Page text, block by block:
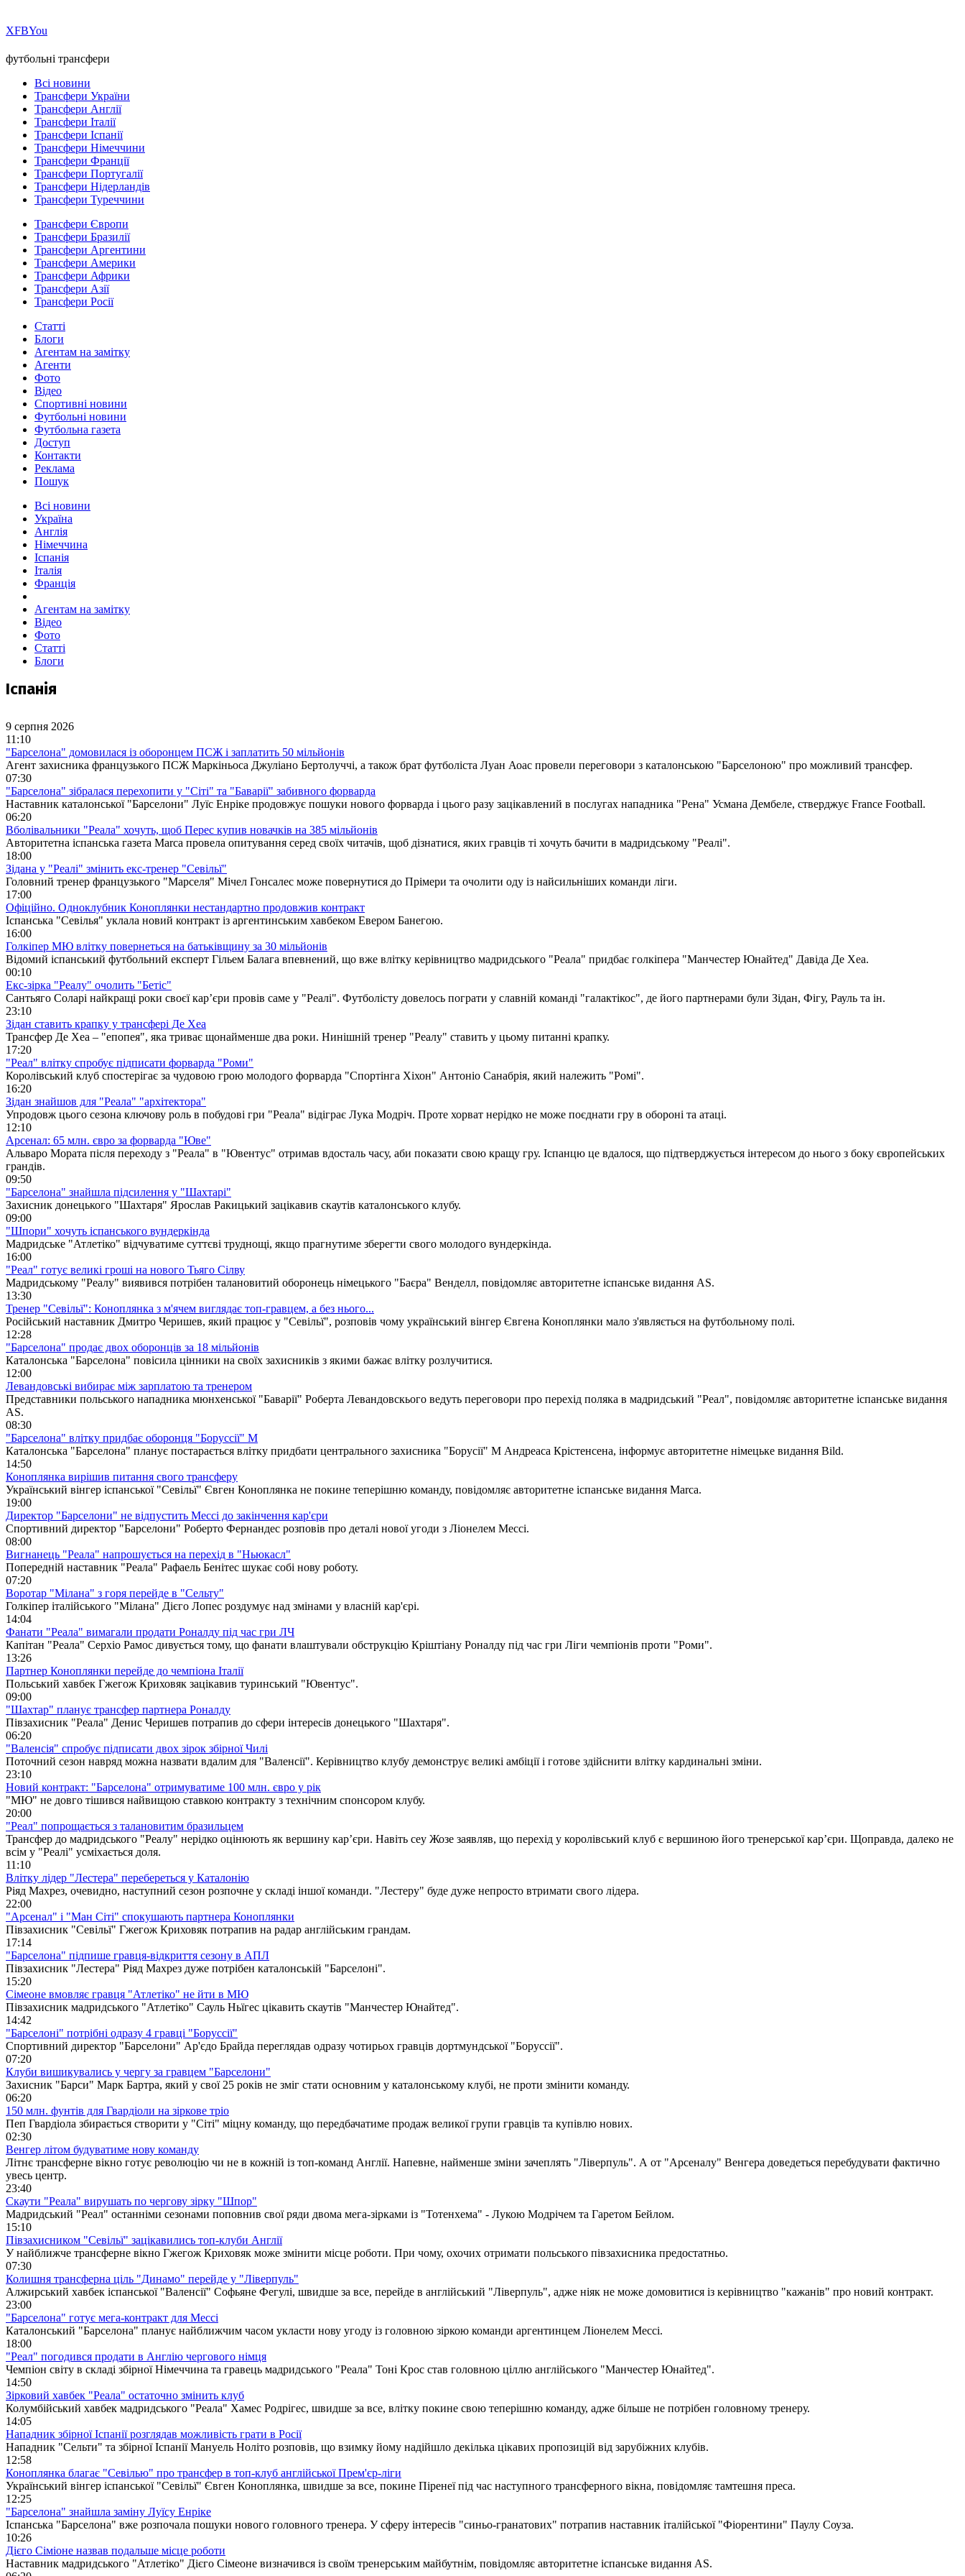
ХFBYou
футбольні трансфери
Всі новини
Трансфери України
Трансфери Англії
Трансфери Італії
Трансфери Іспанії
Трансфери Німеччини
Трансфери Франції
Трансфери Португалії
Трансфери Нідерландів
Трансфери Туреччини
Трансфери Європи
Трансфери Бразилії
Трансфери Аргентини
Трансфери Америки
Трансфери Африки
Трансфери Азії
Трансфери Росії
Статті
Блоги
Агентам на замітку
Агенти
Фото
Відео
Спортивні новини
Футбольні новини
Футбольна газета
Доступ
Контакти
Реклама
Пошук
Всі новини
Україна
Англія
Німеччина
Іспанія
Італія
Франція
Агентам на замітку
Відео
Фото
Статті
Блоги
Іспанія
9 серпня 2026
11:10
"Барселона" домовилася із оборонцем ПСЖ і заплатить 50 мільйонів
Агент захисника французького ПСЖ Маркіньоса Джуліано Бертолуччі, а також брат футболіста Луан Аоас провели переговори з каталонською "Барселоною" про можливий трансфер.
07:30
"Барселона" зібралася перехопити у "Сіті" та "Баварії" забивного форварда
Наставник каталонської "Барселони" Луїс Енріке продовжує пошуки нового форварда і цього разу зацікавлений в послугах нападника "Рена" Усмана Дембеле, стверджує France Football.
06:20
Вболівальники "Реала" хочуть, щоб Перес купив новачків на 385 мільйонів
Авторитетна іспанська газета Marca провела опитування серед своїх читачів, щоб дізнатися, яких гравців ті хочуть бачити в мадридському "Реалі".
18:00
Зідана у "Реалі" змінить екс-тренер "Севільї"
Головний тренер французького "Марселя" Мічел Гонсалес може повернутися до Прімери та очолити оду із найсильніших команди ліги.
17:00
Офіційно. Одноклубник Коноплянки нестандартно продовжив контракт
Іспанська "Севілья" уклала новий контракт із аргентинським хавбеком Евером Банегою.
16:00
Голкіпер МЮ влітку повернеться на батьківщину за 30 мільйонів
Відомий іспанський футбольний експерт Гільем Балага впевнений, що вже влітку керівництво мадридського "Реала" придбає голкіпера "Манчестер Юнайтед" Давіда Де Хеа.
00:10
Екс-зірка "Реалу" очолить "Бетіс"
Сантьяго Соларі найкращі роки своєї кар’єри провів саме у "Реалі". Футболісту довелось пограти у славній команді "галактікос", де його партнерами були Зідан, Фігу, Рауль та ін.
23:10
Зідан ставить крапку у трансфері Де Хеа
Трансфер Де Хеа – "епопея", яка триває щонайменше два роки. Нинішній тренер "Реалу" ставить у цьому питанні крапку.
17:20
"Реал" влітку спробує підписати форварда "Роми"
Королівський клуб спостерігає за чудовою грою молодого форварда "Спортінга Хіхон" Антоніо Санабрія, який належить "Ромі".
16:20
Зідан знайшов для "Реала" "архітектора"
Упродовж цього сезона ключову роль в побудові гри "Реала" відіграє Лука Модріч. Проте хорват нерідко не може поєднати гру в обороні та атаці.
12:10
Арсенал: 65 млн. євро за форварда "Юве"
Альваро Мората після переходу з "Реала" в "Ювентус" отримав вдосталь часу, аби показати свою кращу гру. Іспанцю це вдалося, що підтверджується інтересом до нього з боку європейських
грандів.
09:50
"Барселона" знайшла підсилення у "Шахтарі"
Захисник донецького "Шахтаря" Ярослав Ракицький зацікавив скаутів каталонського клубу.
09:00
"Шпори" хочуть іспанського вундеркінда
Мадридське "Атлетіко" відчуватиме суттєві труднощі, якщо прагнутиме зберегти свого молодого вундеркінда.
16:00
"Реал" готує великі гроші на нового Тьяго Сілву
Мадридському "Реалу" виявився потрібен талановитий оборонець німецького "Баєра" Венделл, повідомляє авторитетне іспанське видання AS.
13:30
Тренер "Севільї": Коноплянка з м'ячем виглядає топ-гравцем, а без нього...
Російський наставник Дмитро Черишев, який працює у "Севільї", розповів чому український вінгер Євгена Коноплянки мало з'являється на футбольному полі.
12:28
"Барселона" продає двох оборонців за 18 мільйонів
Каталонська "Барселона" повісила цінники на своїх захисників з якими бажає влітку розлучитися.
12:00
Левандовські вибирає між зарплатою та тренером
Представники польського нападника мюнхенської "Баварії" Роберта Левандовскього ведуть переговори про перехід поляка в мадридський "Реал", повідомляє авторитетне іспанське видання
AS.
08:30
"Барселона" влітку придбає оборонця "Боруссії" М
Каталонська "Барселона" планує постарається влітку придбати центрального захисника "Борусії" М Андреаса Крістенсена, інформує авторитетне німецьке видання Bild.
14:50
Коноплянка вирішив питання свого трансферу
Український вінгер іспанської "Севільї" Євген Коноплянка не покине теперішню команду, повідомляє авторитетне іспанське видання Marca.
19:00
Директор "Барселони" не відпустить Мессі до закінчення кар'єри
Спортивний директор "Барселони" Роберто Фернандес розповів про деталі нової угоди з Ліонелем Мессі.
08:00
Вигнанець "Реала" напрошується на перехід в "Ньюкасл"
Попередній наставник "Реала" Рафаель Бенітес шукає собі нову роботу.
07:20
Воротар "Мілана" з горя перейде в "Сельту"
Голкіпер італійського "Мілана" Дієго Лопес роздумує над змінами у власній кар'єрі.
14:04
Фанати "Реала" вимагали продати Роналду під час гри ЛЧ
Капітан "Реала" Серхіо Рамос дивується тому, що фанати влаштували обструкцію Кріштіану Роналду під час гри Ліги чемпіонів проти "Роми".
13:26
Партнер Коноплянки перейде до чемпіона Італії
Польський хавбек Гжегож Криховяк зацікавив туринський "Ювентус".
09:00
"Шахтар" планує трансфер партнера Роналду
Півзахисник "Реала" Денис Черишев потрапив до сфери інтересів донецького "Шахтаря".
06:20
"Валенсія" спробує підписати двох зірок збірної Чилі
Поточний сезон навряд можна назвати вдалим для "Валенсії". Керівництво клубу демонструє великі амбіції і готове здійснити влітку кардинальні зміни.
23:10
Новий контракт: "Барселона" отримуватиме 100 млн. євро у рік
"МЮ" не довго тішився найвищою ставкою контракту з технічним спонсором клубу.
20:00
"Реал" попрощається з талановитим бразильцем
Трансфер до мадридського "Реалу" нерідко оцінюють як вершину кар’єри. Навіть сеу Жозе заявляв, що перехід у королівський клуб є вершиною його тренерської кар’єри. Щоправда, далеко не
всім у "Реалі" усміхається доля.
11:10
Влітку лідер "Лестера" перебереться у Каталонію
Ріяд Махрез, очевидно, наступний сезон розпочне у складі іншої команди. "Лестеру" буде дуже непросто втримати свого лідера.
22:00
"Арсенал" і "Ман Сіті" спокушають партнера Коноплянки
Півзахисник "Севільї" Гжегож Криховяк потрапив на радар англійським грандам.
17:14
"Барселона" підпише гравця-відкриття сезону в АПЛ
Півзахисник "Лестера" Ріяд Махрез дуже потрібен каталонській "Барселоні".
15:20
Сімеоне вмовляє гравця "Атлетіко" не йти в МЮ
Півзахисник мадридського "Атлетіко" Сауль Ньїгес цікавить скаутів "Манчестер Юнайтед".
14:42
"Барселоні" потрібні одразу 4 гравці "Боруссії"
Спортивний директор "Барселони" Ар'єдо Брайда переглядав одразу чотирьох гравців дортмундської "Боруссії".
07:20
Клуби вишикувались у чергу за гравцем "Барселони"
Захисник "Барси" Марк Бартра, який у свої 25 років не зміг стати основним у каталонському клубі, не проти змінити команду.
06:20
150 млн. фунтів для Гвардіоли на зіркове тріо
Пеп Гвардіола збирається створити у "Сіті" міцну команду, що передбачатиме продаж великої групи гравців та купівлю нових.
02:30
Венгер літом будуватиме нову команду
Літнє трансферне вікно готує революцію чи не в кожній із топ-команд Англії. Напевне, найменше зміни зачеплять "Ліверпуль". А от "Арсеналу" Венгера доведеться перебудувати фактично
увесь центр.
23:40
Скаути "Реала" вирушать по чергову зірку "Шпор"
Мадридський "Реал" останніми сезонами поповнив свої ряди двома мега-зірками із "Тотенхема" - Лукою Модрічем та Гаретом Бейлом.
15:10
Півзахисником "Севільї" зацікавились топ-клуби Англії
У найближче трансферне вікно Гжегож Криховяк може змінити місце роботи. При чому, охочих отримати польського півзахисника предостатньо.
07:30
Колишня трансферна ціль "Динамо" перейде у "Ліверпуль"
Алжирський хавбек іспанської "Валенсії" Софьяне Фегулі, швидше за все, перейде в англійський "Ліверпуль", адже ніяк не може домовитися із керівництво "кажанів" про новий контракт.
23:00
"Барселона" готує мега-контракт для Мессі
Каталонський "Барселона" планує найближчим часом укласти нову угоду із головною зіркою команди аргентинцем Ліонелем Мессі.
18:00
"Реал" погодився продати в Англію чергового німця
Чемпіон світу в складі збірної Німеччина та гравець мадридського "Реала" Тоні Крос став головною ціллю англійського "Манчестер Юнайтед".
14:50
Зірковий хавбек "Реала" остаточно змінить клуб
Колумбійський хавбек мадридського "Реала" Хамес Родрігес, швидше за все, влітку покине свою теперішню команду, адже більше не потрібен головному тренеру.
14:05
Нападник збірної Іспанії розглядав можливість грати в Росії
Нападник "Сельти" та збірної Іспанії Мануель Ноліто розповів, що взимку йому надійшло декілька цікавих пропозицій від зарубіжних клубів.
12:58
Коноплянка благає "Севілью" про трансфер в топ-клуб англійської Прем'єр-ліги
Український вінгер іспанської "Севільї" Євген Коноплянка, швидше за все, покине Піренеї під час наступного трансферного вікна, повідомляє тамтешня преса.
12:25
"Барселона" знайшла заміну Луїсу Енріке
Іспанська "Барселона" вже розпочала пошуки нового головного тренера. У сферу інтересів "синьо-гранатових" потрапив наставник італійської "Фіорентини" Паулу Соуза.
10:26
Дієго Сіміоне назвав подальше місце роботи
Наставник мадридського "Атлетіко" Дієго Сімеоне визначився із своїм тренерським майбутнім, повідомляє авторитетне іспанське видання AS.